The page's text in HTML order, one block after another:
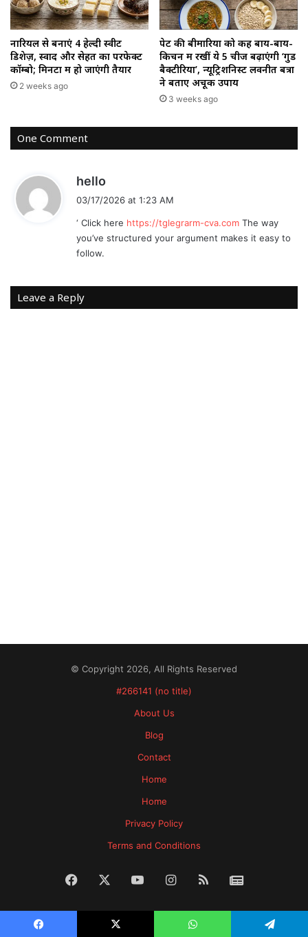
नारियल से बनाएं 4 हेल्दी स्वीट
डिशेज़, स्वाद और सेहत का परफेक्ट
कॉम्बो; मिनटों में हो जाएंगी तैयार
2 weeks ago
पेट की बीमारियों को कहें बाय-बाय-
किचन में रखीं ये 5 चीजें बढ़ाएंगी ‘गुड
बैक्टीरिया’, न्यूट्रिशनिस्ट लवनीत बत्रा
ने बताए अचूक उपाय
3 weeks ago
One Comment
hello
s
:
03/17/2026 at 1:23 AM
‘ Click here https://tglegrarm-cva.com The way
you’ve structured your argument makes it easy to
follow.
Leave a Reply
© Copyright 2026, All Rights Reserved
#266141 (no title)
About Us
Blog
Contact
Home
Home
Privacy Policy
Terms and Conditions
Facebook YouTubeInstagram
RSS News